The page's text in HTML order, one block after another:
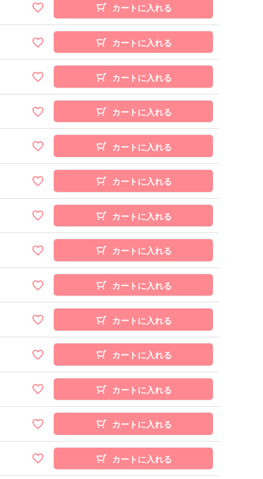
カートに入れる
カートに入れる
カートに入れる
カートに入れる
カートに入れる
カートに入れる
カートに入れる
カートに入れる
カートに入れる
カートに入れる
カートに入れる
カートに入れる
カートに入れる
カートに入れる